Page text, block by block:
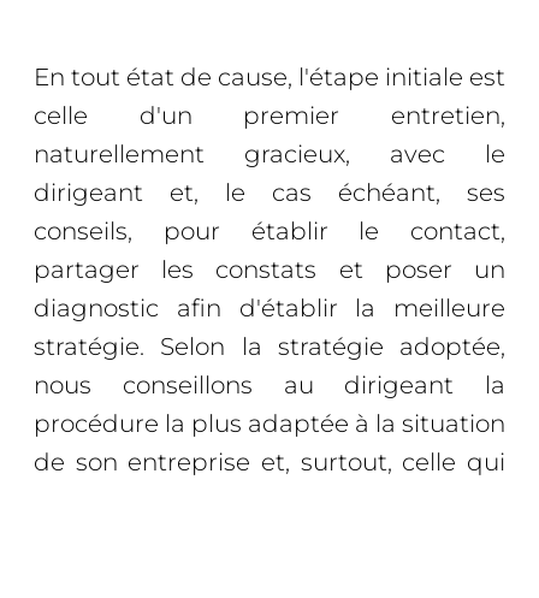
En tout état de cause, l'étape initiale est
celle d'un premier entretien,
naturellement gracieux, avec le
dirigeant et, le cas échéant, ses
conseils, pour établir le contact,
partager les constats et poser un
diagnostic afin d'établir la meilleure
stratégie. Selon la stratégie adoptée,
nous conseillons au dirigeant la
procédure la plus adaptée à la situation
de son entreprise et, surtout, celle qui